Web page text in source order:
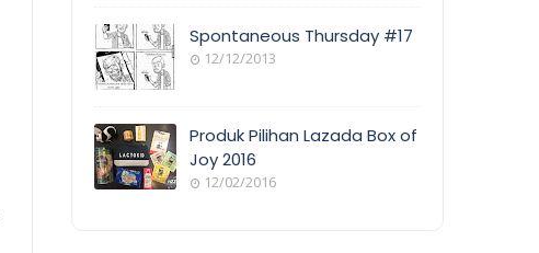
E
Spontaneous Thursday #17
12/12/2013
Produk Pilihan Lazada Box of
Joy 2016
12/02/2016